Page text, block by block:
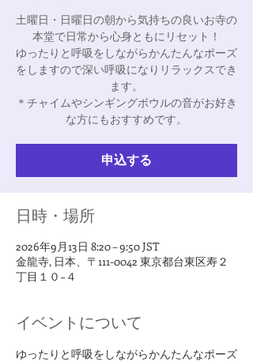
土曜日・日曜日の朝から気持ちの良いお寺の
本堂で日常から心身ともにリセット！
ゆったりと呼吸をしながらかんたんなポーズ
をしますので深い呼吸になりリラックスでき
ます。
＊チャイムやシンギングボウルの音がお好き
な方にもおすすめです。
申込する
日時・場所
2026年9月13日 8:20 – 9:50 JST
金龍寺, 日本、〒111-0042 東京都台東区寿２
丁目１０−４
イベントについて
ゆったりと呼吸をしながらかんたんなポーズ